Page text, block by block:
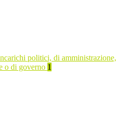
politici, di amministrazione,
o di governo 1